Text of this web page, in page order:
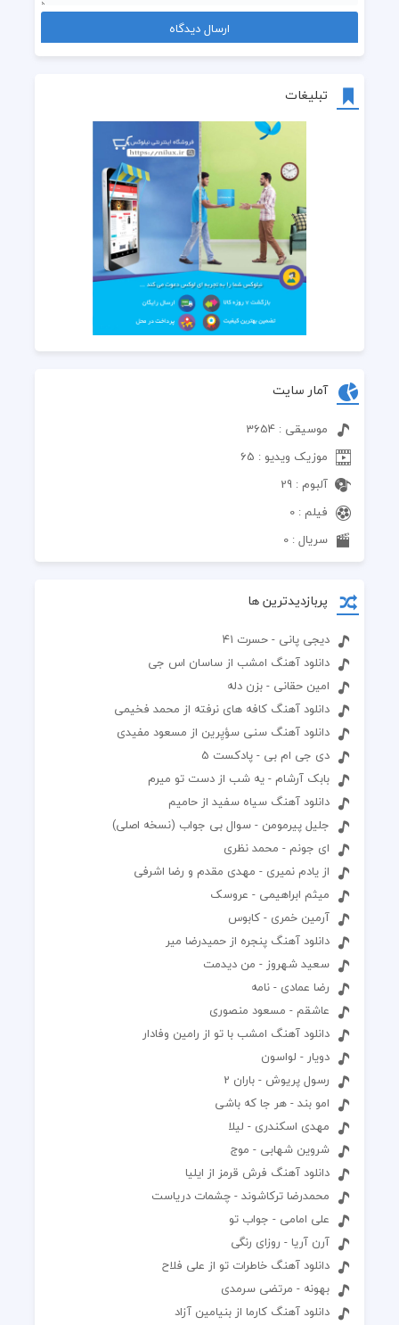
تبلیغات
آمار سایت
موسیقی : 3654
موزیک ویدیو : 65
آلبوم : 29
فیلم : 0
سریال : 0
پربازدیدترین ها
دیجی پانی - حسرت ۴۱
دانلود آهنگ امشب از ساسان اس جی
امین حقانی - بزن دله
دانلود آهنگ کافه های نرفته از محمد فخیمی
دانلود آهنگ سنی سؤیِرین از مسعود مفیدی
دی جی ام بی - پادکست 5
بابک آرشام - یه شب از دست تو میرم
دانلود آهنگ سیاه سفید از حامیم
جلیل پیرمومن - سوال بی جواب (نسخه اصلی)
ای جونم - محمد نظری
از یادم نمیری - مهدی مقدم و رضا اشرفی
میثم ابراهیمی - عروسک
آرمین خمری - کابوس
دانلود آهنگ پنجره از حمیدرضا میر
سعید شهروز - من دیدمت
رضا عمادی - نامه
عاشقم - مسعود منصوری
دانلود آهنگ امشب با تو از رامین وفادار
دویار - لواسون
رسول پریوش - باران 2
امو بند - هر جا که باشی
مهدی اسکندری - لیلا
شروین شهابی - موج‌
دانلود آهنگ فرش قرمز از ایلیا
محمدرضا ترکاشوند - چشمات دریاست
علی امامی - جواب تو
آرن آریا - روزای رنگی
دانلود آهنگ خاطرات تو از علی فلاح
بهونه - مرتضی سرمدی
دانلود آهنگ کارما از بنیامین آزاد